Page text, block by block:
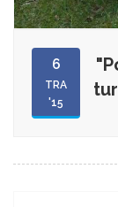
6
TRA
'15